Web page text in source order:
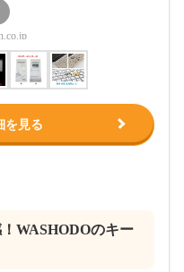
を見る
WASHODOのキー